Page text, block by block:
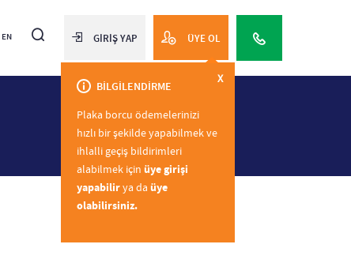
EN GİRİŞ YAP ÜYE OL
X
BİLGİLENDİRME
Plaka borcu ödemelerinizi
hızlı bir şekilde yapabilmek ve
ihlalli geçiş bildirimleri
alabilmek için üye girişi
yapabilirya da üye
olabilirsiniz.